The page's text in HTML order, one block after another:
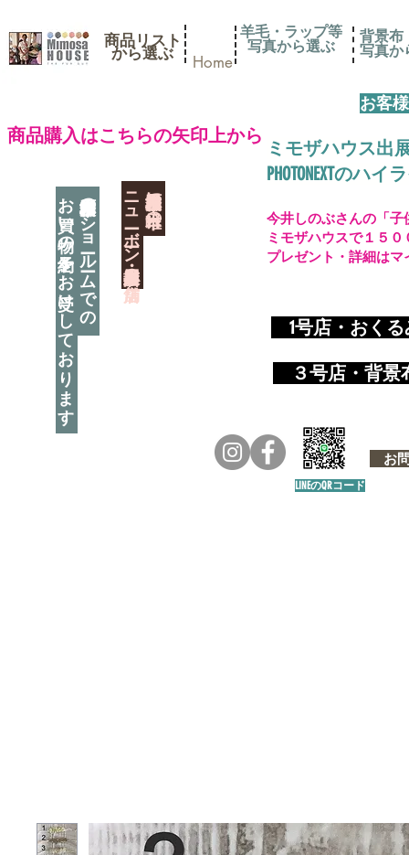
商品リスト
​から選ぶ Home
​商品購入はこちらの矢印上から
神奈川県相模原市に日本唯一の
​ニューボーン撮影用小道具店・３店舗
羊毛・ラップ等
写真から選ぶ
背景布
写真か
お客
ミモザハウス出
PHOTONEXTのハ
神奈川県相模原市のショールームでの
お買い物の予約をお受けしております 1号店・おく
​ ３号店・背
お
今井しのぶさんの「
ミモザハウスで１５
プレゼント・詳細は
LINEのQRコード